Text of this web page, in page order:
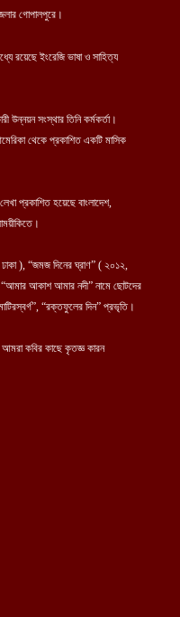
গোপালপুরে।
রয়েছে ইংরেজি ভাষা ও সাহিত্য
উন্নয়ন সংস্থার তিনি কর্মকর্তা।
থেকে প্রকাশিত একটি মাসিক
প্রকাশিত হয়েছে বাংলাদেশ,
), “জমজ দিনের ঘ্রাণ” ( ২০১২,
আকাশ আমার নদী” নামে ছোটদের
“রক্তফুলের দিন” প্রভৃতি।
কবির কাছে কৃতজ্ঞ কারন